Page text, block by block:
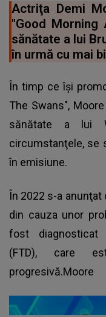
Actriţa Demi
"Good Morning
sănătate a lui
în urmă cu mai
În timp ce îşi
The Swans",
sănătate a lui
circumstanţele, se
în emisiune.
În 2022 s-a
din cauza unor
fost diagnosticat
(FTD), care
progresivă.Moore